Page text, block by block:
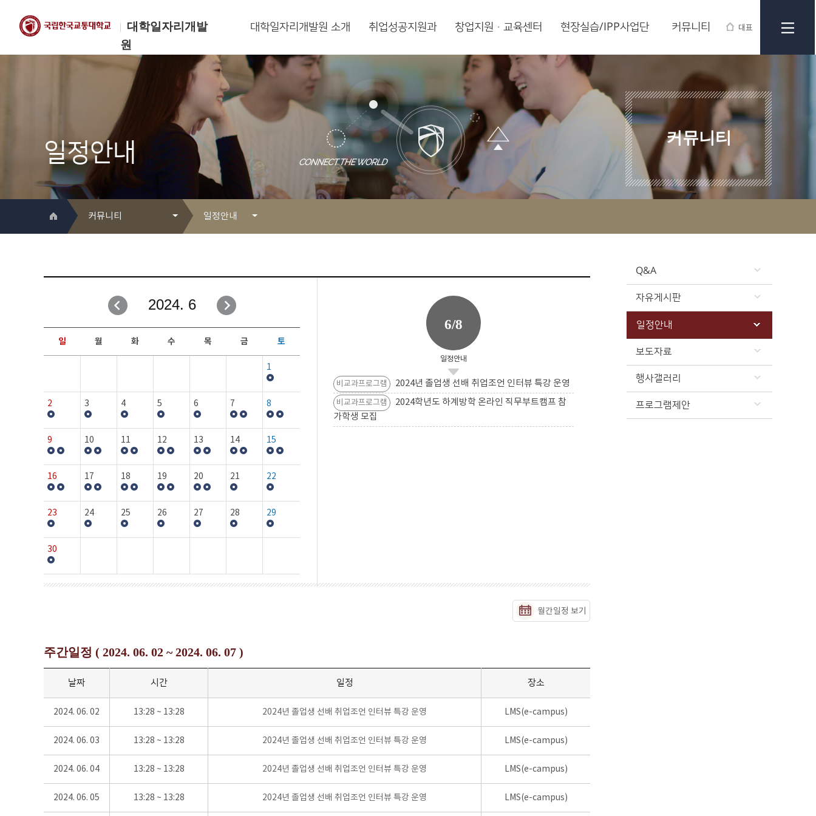
대학일자리개발
원
대표
한국교통대학교
대학일자리개발원
대학일자리개발원 소개 취업성공지원과 창업지원·교육센터 현장실습/IPP사업단 커뮤니티
일정안내
커뮤니티
커뮤니티
취업성공지원과
창업지원·교육센터
현장실습/IPP사업단
커뮤니티
일정안내
자유게시판
일정안내
보도자료
행사갤러리
Q&A
자유게시판
일정안내
보도자료
행사갤러리
프로그램제안
2024. 6
일 월 화 수 목 금 토
1
2 3 4 5 6 7 8
9 10 11 12 13 14 15
16 17 18 19 20 21 22
23 24 25 26 27 28 29
30
6/8
일정안내
비교과프로그램 2024년 졸업생 선배 취업조언 인터뷰 특강 운영
비교과프로그램
2024학년도 하계방학 온라인 직무부트캠프 참
가학생 모집
월간일정 보기
주간일정 ( 2024. 06. 02 ~ 2024. 06. 07 )
날짜 시간 일정 장소
2024. 06. 02 13:28 ~ 13:28 2024년 졸업생 선배 취업조언 인터뷰 특강 운영 LMS(e-campus)
2024. 06. 03 13:28 ~ 13:28 2024년 졸업생 선배 취업조언 인터뷰 특강 운영 LMS(e-campus)
2024. 06. 04 13:28 ~ 13:28 2024년 졸업생 선배 취업조언 인터뷰 특강 운영 LMS(e-campus)
2024. 06. 05 13:28 ~ 13:28 2024년 졸업생 선배 취업조언 인터뷰 특강 운영 LMS(e-campus)